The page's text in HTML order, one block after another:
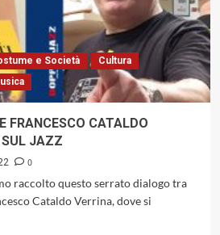
e Società
Cultura
FRANCESCO CATALDO
SUL JAZZ
0
raccolto questo serrato dialogo tra
Cataldo Verrina, dove si